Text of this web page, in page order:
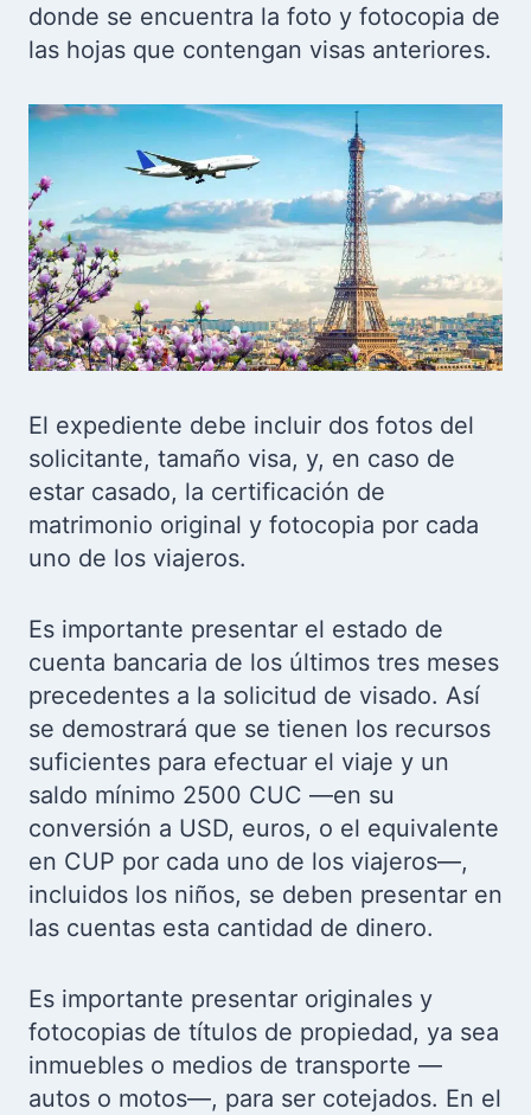
donde se encuentra la foto y fotocopia de
las hojas que contengan visas anteriores.
El expediente debe incluir dos fotos del
solicitante, tamaño visa, y, en caso de
estar casado, la certificación de
matrimonio original y fotocopia por cada
uno de los viajeros.
Es importante presentar el estado de
cuenta bancaria de los últimos tres meses
precedentes a la solicitud de visado. Así
se demostrará que se tienen los recursos
suficientes para efectuar el viaje y un
saldo mínimo 2500 CUC —en su
conversión a USD, euros, o el equivalente
en CUP por cada uno de los viajeros—,
incluidos los niños, se deben presentar en
las cuentas esta cantidad de dinero.
Es importante presentar originales y
fotocopias de títulos de propiedad, ya sea
inmuebles o medios de transporte —
autos o motos—, para ser cotejados. En el